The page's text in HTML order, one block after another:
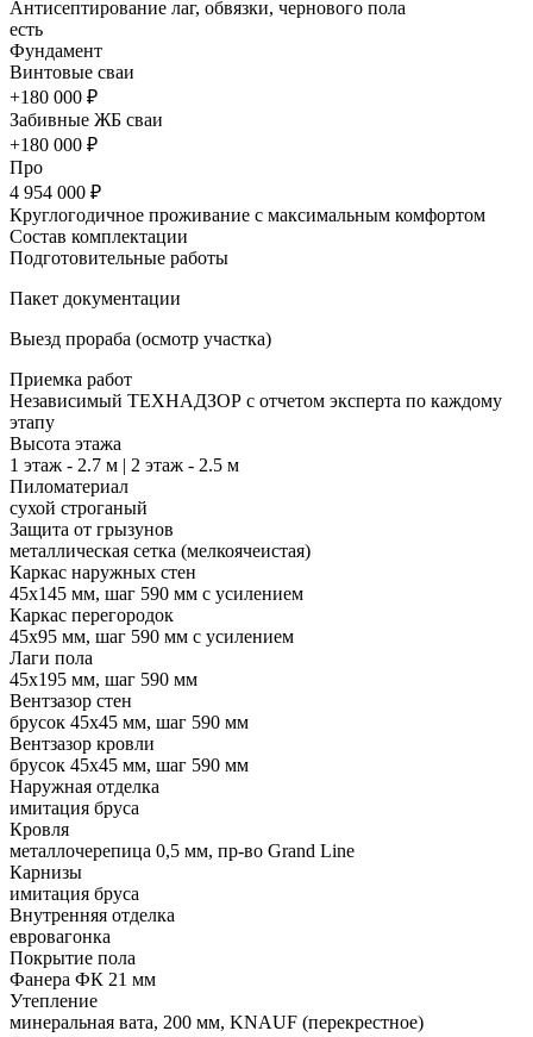
Антисептирование лаг, обвязки, чернового пола
есть
Фундамент
Винтовые сваи
+180 000 ₽
Забивные ЖБ сваи
+180 000 ₽
Про
4 954 000 ₽
Круглогодичное проживание с максимальным комфортом
Состав комплектации
Подготовительные работы
Пакет документации
Выезд прораба (осмотр участка)
Приемка работ
Независимый ТЕХНАДЗОР с отчетом эксперта по каждому
этапу
Высота этажа
1 этаж - 2.7 м | 2 этаж - 2.5 м
Пиломатериал
сухой строганый
Защита от грызунов
металлическая сетка (мелкоячеистая)
Каркас наружных стен
45х145 мм, шаг 590 мм с усилением
Каркас перегородок
45х95 мм, шаг 590 мм с усилением
Лаги пола
45х195 мм, шаг 590 мм
Вентзазор стен
брусок 45х45 мм, шаг 590 мм
Вентзазор кровли
брусок 45х45 мм, шаг 590 мм
Наружная отделка
имитация бруса
Кровля
металлочерепица 0,5 мм, пр-во Grand Line
Карнизы
имитация бруса
Внутренняя отделка
евровагонка
Покрытие пола
Фанера ФК 21 мм
Утепление
минеральная вата, 200 мм, KNAUF (перекрестное)